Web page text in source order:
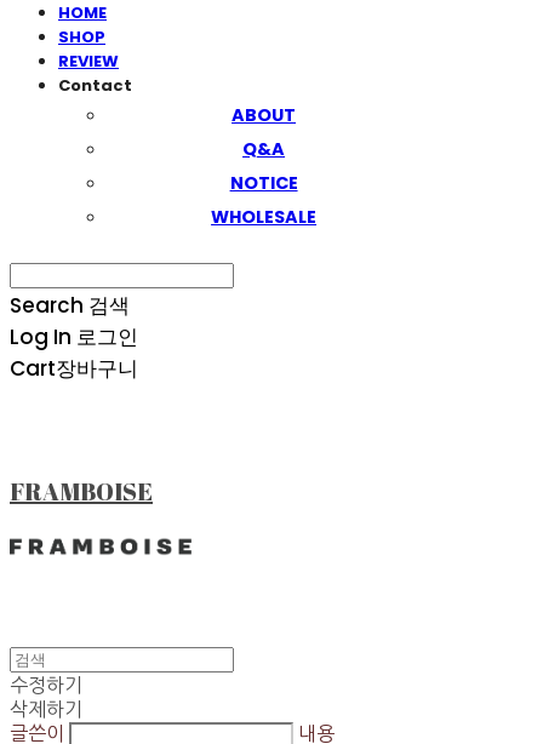
HOME
SHOP
REVIEW
Contact
ABOUT
Q&A
NOTICE
WHOLESALE
Search 검색
Log In 로그인
Cart장바구니
FRAMBOISE
수정하기
삭제하기
글쓴이
내용